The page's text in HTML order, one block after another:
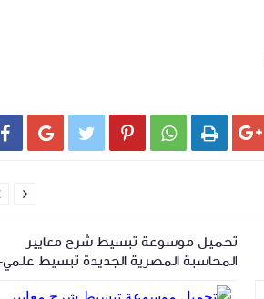
     
تحميل موسوعة تبسيط شرح معايير
المحاسبة المصرية الجديدة تبسيط
